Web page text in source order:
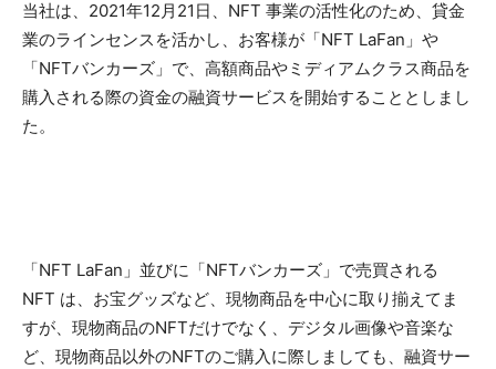
当社は、2021年12月21日、NFT 事業の活性化のため、貸金
業のラインセンスを活かし、お客様が「NFT LaFan」や
「NFTバンカーズ」で、高額商品やミディアムクラス商品を
購入される際の資金の融資サービスを開始することとしまし
た。
「NFT LaFan」並びに「NFTバンカーズ」で売買される
NFT は、お宝グッズなど、現物商品を中心に取り揃えてま
すが、現物商品のNFTだけでなく、デジタル画像や音楽な
ど、現物商品以外のNFTのご購入に際しましても、融資サー